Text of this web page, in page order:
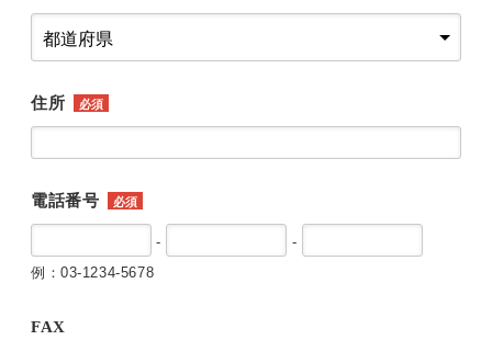
住所 必須
電話番号 必須
-
-
例：03-1234-5678
FAX